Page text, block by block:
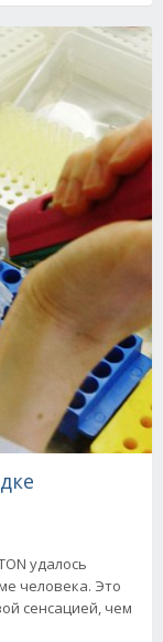
удалось
человека. Это
сенсацией, чем